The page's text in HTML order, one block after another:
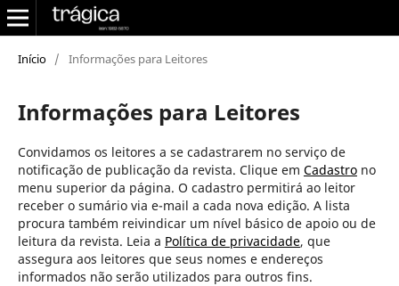
Início / Informações para Leitores
Informações para Leitores
Convidamos os leitores a se cadastrarem no serviço de
notificação de publicação da revista. Clique em Cadastrono
menu superior da página. O cadastro permitirá ao leitor
receber o sumário via e-mail a cada nova edição. A lista
procura também reivindicar um nível básico de apoio ou de
leitura da revista. Leia a Política de privacidade, que
assegura aos leitores que seus nomes e endereços
informados não serão utilizados para outros fins.